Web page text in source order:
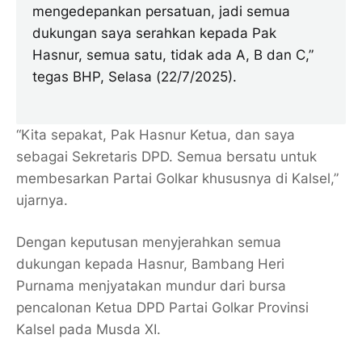
mengedepankan persatuan, jadi semua
dukungan saya serahkan kepada Pak
Hasnur, semua satu, tidak ada A, B dan C,”
tegas BHP, Selasa (22/7/2025).
“Kita sepakat, Pak Hasnur Ketua, dan saya
sebagai Sekretaris DPD. Semua bersatu untuk
membesarkan Partai Golkar khususnya di Kalsel,”
ujarnya.
Dengan keputusan menyjerahkan semua
dukungan kepada Hasnur, Bambang Heri
Purnama menjyatakan mundur dari bursa
pencalonan Ketua DPD Partai Golkar Provinsi
Kalsel pada Musda XI.